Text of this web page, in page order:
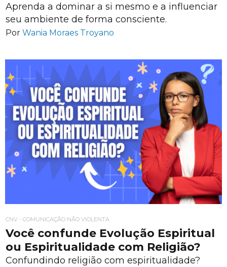
Aprenda a dominar a si mesmo e a influenciar
seu ambiente de forma consciente.
Por Wania Moraes Troyano
CNV - COMUNICAÇÃO NÃO VIOLENTA
Você confunde Evolução Espiritual
ou Espiritualidade com Religião?
Confundindo religião com espiritualidade?